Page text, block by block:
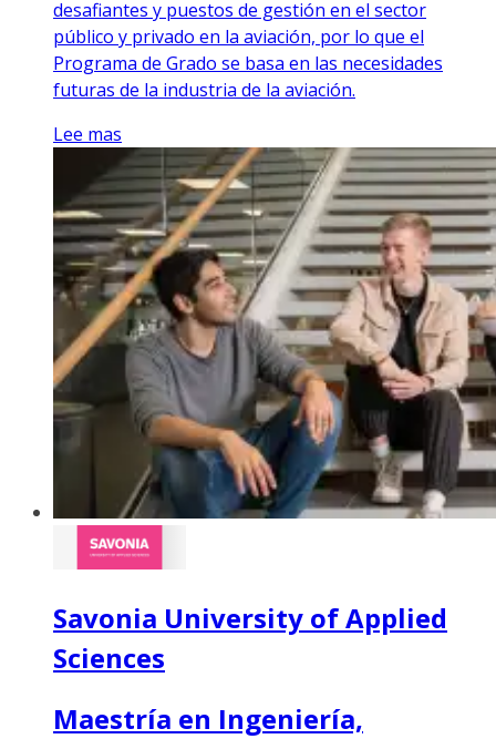
desafiantes y puestos de gestión en el sector
público y privado en la aviación, por lo que el
Programa de Grado se basa en las necesidades
futuras de la industria de la aviación.
Lee mas
Savonia University of Applied
Sciences
Maestría en Ingeniería,